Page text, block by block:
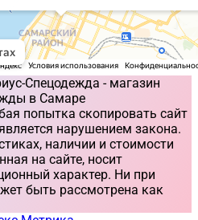
Спецодежда - магазин
в Самаре
попытка скопировать сайт
нарушением закона.
наличии и стоимости
на сайте, носит
характер. Ни при
быть рассмотрена как